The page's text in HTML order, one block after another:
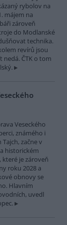
rybolov na
májem na
zároveň
do Modlanské
technika.
revírů jsou
nedá. ČTK o tom
Veseckého
známého i
začne v
historickém
je zároveň
roku 2028 a
obnovy se
Hlavním
uvedl